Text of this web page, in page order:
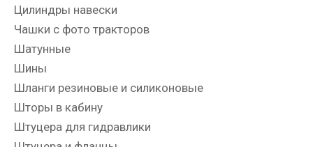
Цилиндры навески
Чашки с фото тракторов
Шатунные
Шины
Шланги резиновые и силиконовые
Шторы в кабину
Штуцера для гидравлики